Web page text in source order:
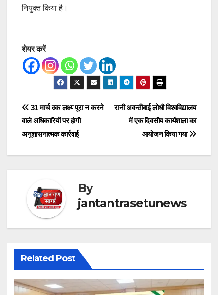
नियुक्त किया है।
शेयर करें
Post
navigation
रानी अवन्तीबाई लोधी विश्वविद्यालय
में एक दिवसीय कार्यशाला का
आयोजन किया गया
31 मार्च तक लक्ष्य पूरा न करने
वाले अधिकारियों पर होगी
अनुशासनात्मक कार्रवाई
By
jantantrasetunews
Related Post